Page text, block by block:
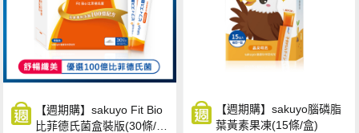
【週期購】sakuyo Fit Bio
比菲德氏菌盒裝版(30條/
【週期購】sakuyo腦磷脂
葉黃素果凍(15條/盒)